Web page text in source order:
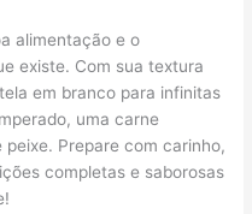
alimentação e o
existe. Com sua textura
em branco para infinitas
uma carne
Prepare com carinho,
completas e saborosas